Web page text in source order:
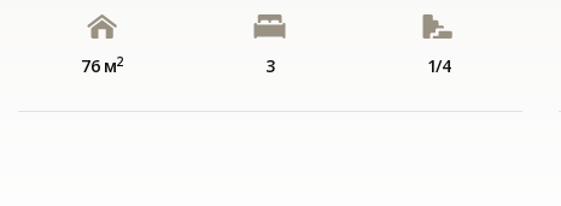
76 м2 3 1/4